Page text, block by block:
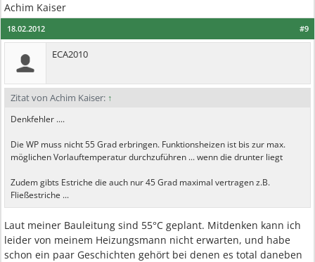
Achim Kaiser
#9
18.02.2012
ECA2010
Zitat von Achim Kaiser: ↑
Denkfehler ....
Die WP muss nicht 55 Grad erbringen. Funktionsheizen ist bis zur max.
möglichen Vorlauftemperatur durchzuführen ... wenn die drunter liegt
Zudem gibts Estriche die auch nur 45 Grad maximal vertragen z.B.
Fließestriche ...
Laut meiner Bauleitung sind 55°C geplant. Mitdenken kann ich
leider von meinem Heizungsmann nicht erwarten, und habe
schon ein paar Geschichten gehört bei denen es total daneben